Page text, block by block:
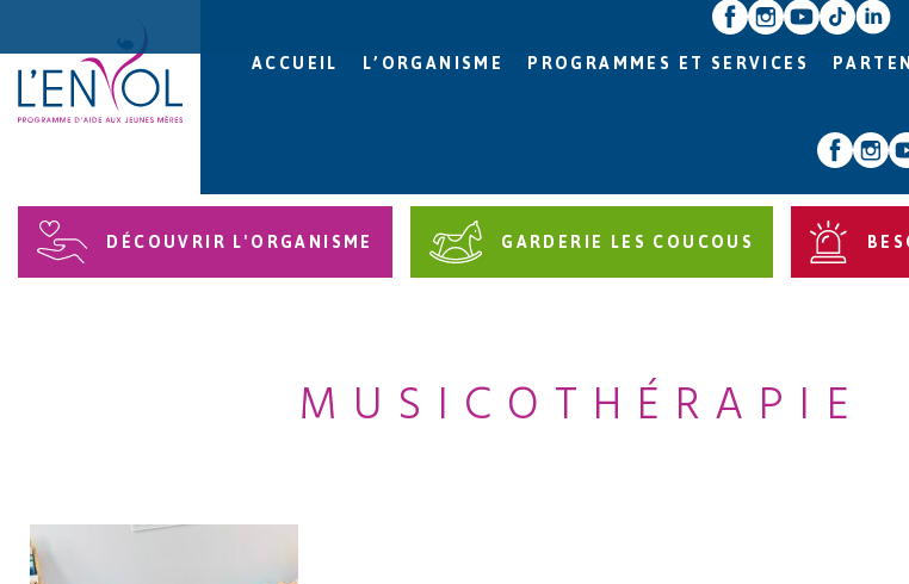
ACCUEIL L’ORGANISME PROGRAMMES ET SERVICES
DÉCOUVRIR L'ORGANISME GARDERIE LES COUCOUS
MUSICOTHÉRAPIE